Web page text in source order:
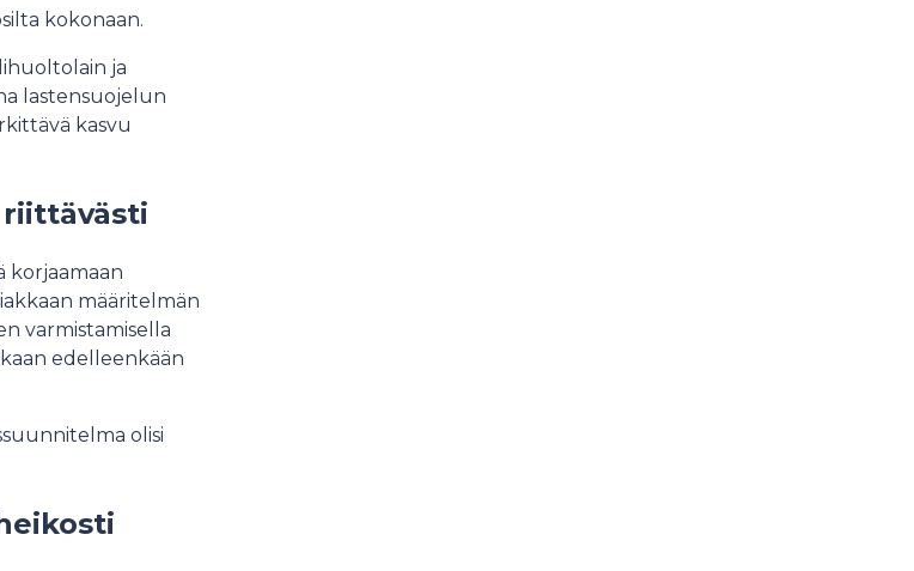
kokonaan.
ja
lastensuojelun
kasvu
riittävästi
korjaamaan
määritelmän
varmistamisella
edelleenkään
olisi